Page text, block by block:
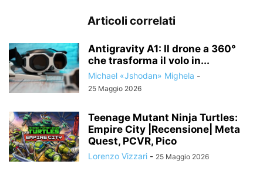
Articoli correlati
Antigravity A1: Il drone a 360°
che trasforma il volo in...
Michael «Jshodan» Mighela -
25 Maggio 2026
Teenage Mutant Ninja Turtles:
Empire City |Recensione| Meta
Quest, PCVR, Pico
Lorenzo Vizzari - 25 Maggio 2026